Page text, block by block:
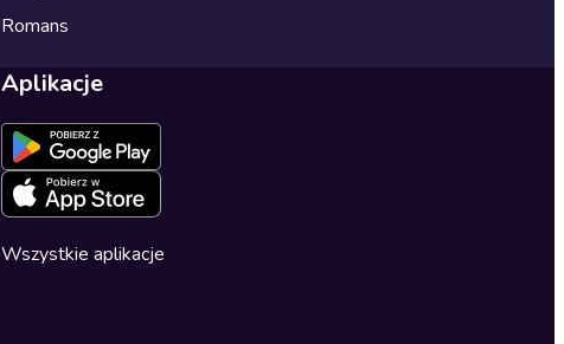
Romans
Aplikacje
Wszystkie aplikacje